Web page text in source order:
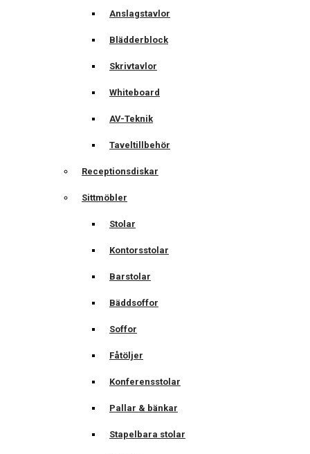
Anslagstavlor
Blädderblock
Skrivtavlor
Whiteboard
AV-Teknik
Taveltillbehör
Receptionsdiskar
Sittmöbler
Stolar
Kontorsstolar
Barstolar
Bäddsoffor
Soffor
Fåtöljer
Konferensstolar
Pallar & bänkar
Stapelbara stolar